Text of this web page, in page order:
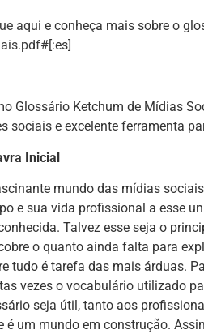
aqui e conheça mais sobre o
[:es]
Glossário Ketchum de Mídias
sociais e excelente ferramenta
Inicial
mundo das mídias
e sua vida profissional a esse
Talvez esse seja o
o quanto ainda falta para
tudo é tarefa das mais árduas.
vezes o vocabulário utilizado
seja útil, tanto aos
é um mundo em construção.